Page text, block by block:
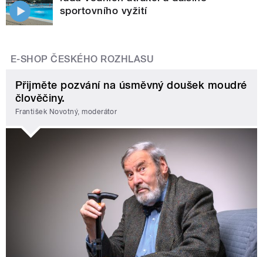
sportovního vyžití
E-SHOP ČESKÉHO ROZHLASU
Přijměte pozvání na úsměvný doušek moudré
člověčiny.
František Novotný, moderátor